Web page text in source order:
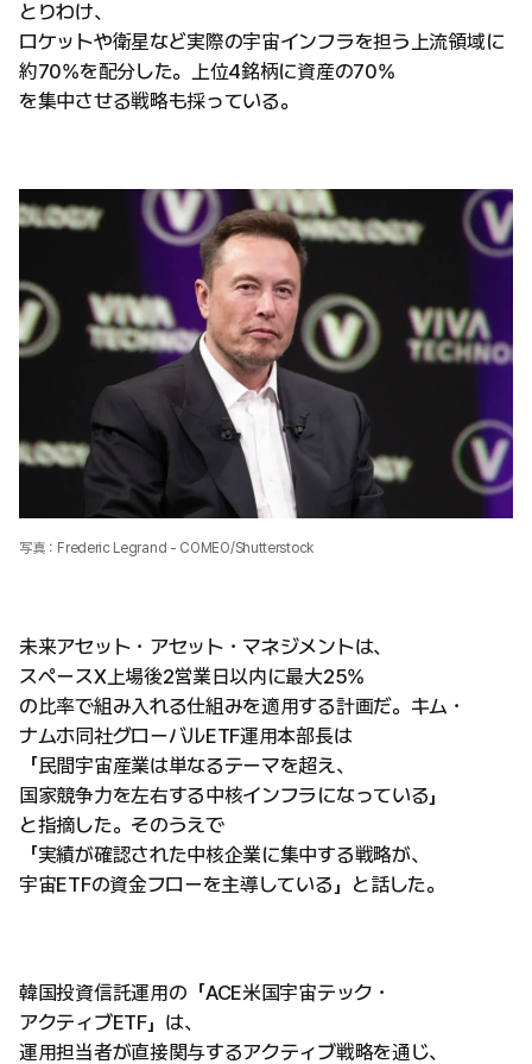
とりわけ、
ロケットや衛星など実際の宇宙インフラを担う上流領域に
約70%を配分した。上位4銘柄に資産の70%
を集中させる戦略も採っている。
写真：Frederic Legrand - COMEO/Shutterstock
未来アセット・アセット・マネジメントは、
スペースX上場後2営業日以内に最大25%
の比率で組み入れる仕組みを適用する計画だ。キム・
ナムホ同社グローバルETF運用本部長は
「民間宇宙産業は単なるテーマを超え、
国家競争力を左右する中核インフラになっている」
と指摘した。そのうえで
「実績が確認された中核企業に集中する戦略が、
宇宙ETFの資金フローを主導している」と話した。
韓国投資信託運用の「ACE米国宇宙テック・
アクティブETF」は、
運用担当者が直接関与するアクティブ戦略を通じ、